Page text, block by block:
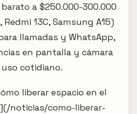
a $250.000-300.000
Redmi 13C, Samsung A15)
llamadas y WhatsApp,
en pantalla y cámara
cotidiano.
liberar espacio en el
noticias/como-liberar-